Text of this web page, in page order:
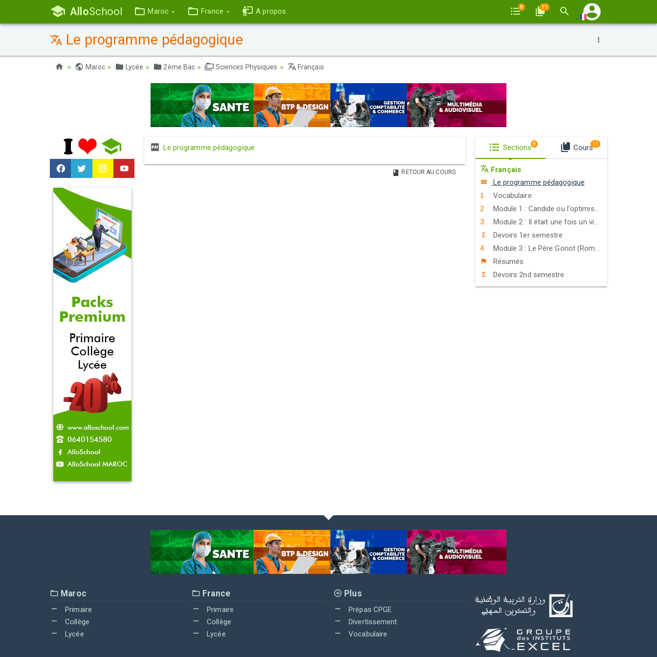
AlloSchool Maroc France A propos 8 11
Le programme pédagogique
Maroc Lycée 2ème Bac Sciences Physiques Français
Le programme pédagogique
RETOUR AU COURS
Sections 8 Cours11
Français
Le programme pédagogique
Vocabulaire
Module 1 : Candide ou l'optimisme (Conte philosophique)
Module 2 : Il était une fois un vieux couple heureux (Roman maghrébin contemporain)
Devoirs 1er semestre
Module 3 : Le Père Goriot (Roman réaliste)
Résumés
Devoirs 2nd semestre
Maroc
Primaire
Collège
Lycée
France
Primaire
Collège
Lycée
Plus
Prépas CPGE
Divertissement
Vocabulaire